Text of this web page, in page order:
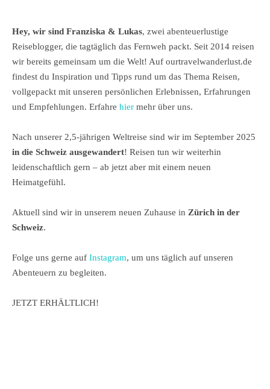
Hey, wir sind Franziska & Lukas, zwei abenteuerlustige
Reiseblogger, die tagtäglich das Fernweh packt. Seit 2014 reisen
wir bereits gemeinsam um die Welt! Auf ourtravelwanderlust.de
findest du Inspiration und Tipps rund um das Thema Reisen,
vollgepackt mit unseren persönlichen Erlebnissen, Erfahrungen
und Empfehlungen. Erfahre hier mehr über uns.
Nach unserer 2,5-jährigen Weltreise sind wir im September 2025
in die Schweiz ausgewandert! Reisen tun wir weiterhin
leidenschaftlich gern – ab jetzt aber mit einem neuen
Heimatgefühl.
Aktuell sind wir in unserem neuen Zuhause in Zürich in der
Schweiz.
Folge uns gerne auf Instagram, um uns täglich auf unseren
Abenteuern zu begleiten.
JETZT ERHÄLTLICH!